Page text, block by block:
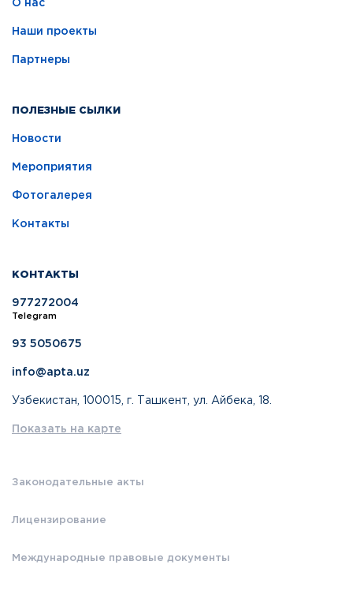
О нас
Наши проекты
Партнеры
ПОЛЕЗНЫЕ СЫЛКИ
Новости
Мероприятия
Фотогалерея
Контакты
КОНТАКТЫ
977272004
Telegram
93 5050675
info@apta.uz
Узбекистан, 100015, г. Ташкент, ул. Айбека, 18.
Показать на карте
Законодательные акты
Лицензирование
Международные правовые документы